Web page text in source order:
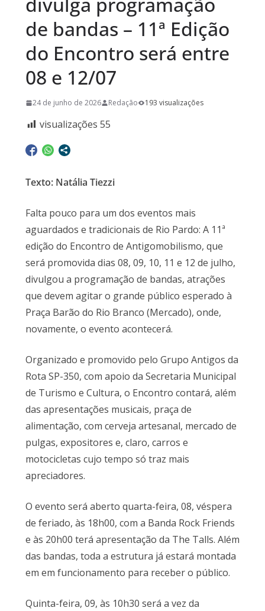
de bandas – 11ª Edição
do Encontro será entre
08 e 12/07
24 de junho de 2026 Redação 193 visualizações
visualizações 55
Texto: Natália Tiezzi
Falta pouco para um dos eventos mais
aguardados e tradicionais de Rio Pardo: A 11ª
edição do Encontro de Antigomobilismo, que
será promovida dias 08, 09, 10, 11 e 12 de julho,
divulgou a programação de bandas, atrações
que devem agitar o grande público esperado à
Praça Barão do Rio Branco (Mercado), onde,
novamente, o evento acontecerá.
Organizado e promovido pelo Grupo Antigos da
Rota SP-350, com apoio da Secretaria Municipal
de Turismo e Cultura, o Encontro contará, além
das apresentações musicais, praça de
alimentação, com cerveja artesanal, mercado de
pulgas, expositores e, claro, carros e
motocicletas cujo tempo só traz mais
apreciadores.
O evento será aberto quarta-feira, 08, véspera
de feriado, às 18h00, com a Banda Rock Friends
e às 20h00 terá apresentação da The Talls. Além
das bandas, toda a estrutura já estará montada
em em funcionamento para receber o público.
Quinta-feira, 09, às 10h30 será a vez da